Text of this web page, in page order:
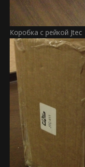
Коробка с рейкой Jtec